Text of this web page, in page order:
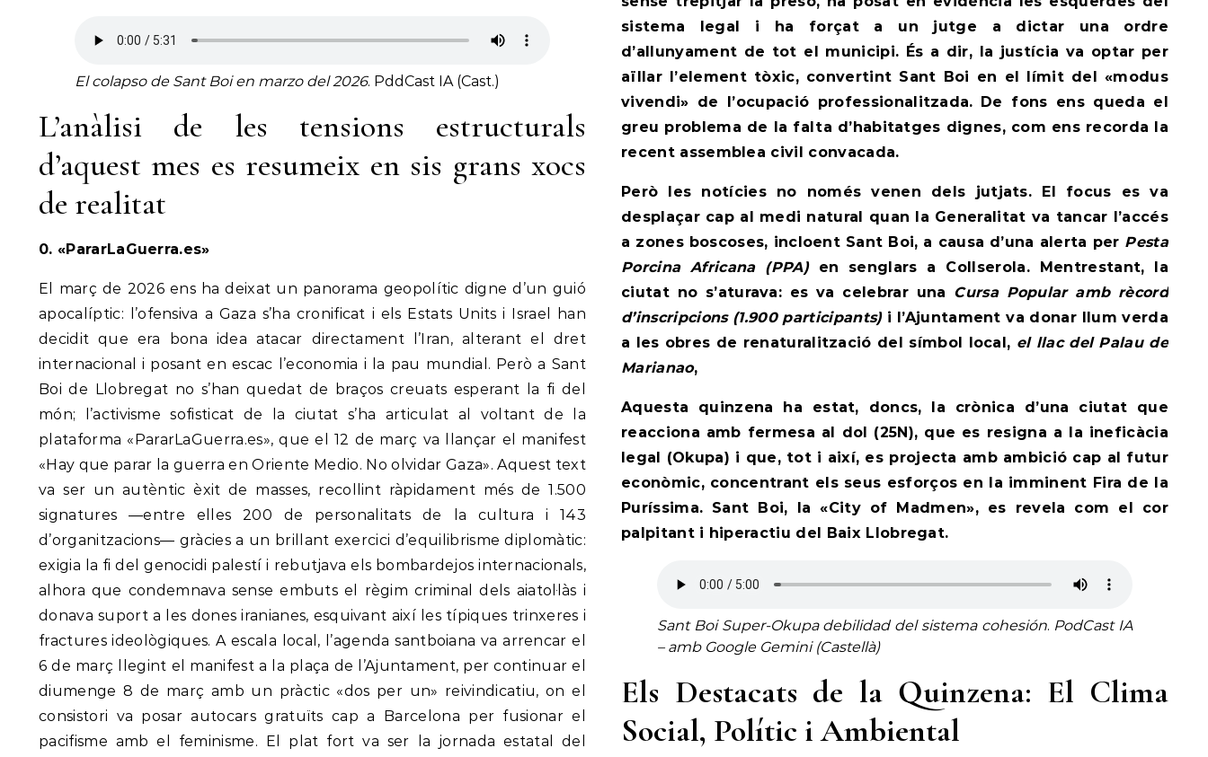
El colapso de Sant Boi en marzo del 2026. PddCast IA (Cast.)
L’anàlisi de les tensions estructurals
d’aquest mes es resumeix en sis grans xocs
de realitat
0. «PararLaGuerra.es»
El març de 2026 ens ha deixat un panorama geopolític digne d’un guió
apocalíptic: l’ofensiva a Gaza s’ha cronificat i els Estats Units i Israel han
decidit que era bona idea atacar directament l’Iran, alterant el dret
internacional i posant en escac l’economia i la pau mundial. Però a Sant
Boi de Llobregat no s’han quedat de braços creuats esperant la fi del
món; l’activisme sofisticat de la ciutat s’ha articulat al voltant de la
plataforma «PararLaGuerra.es», que el 12 de març va llançar el manifest
«Hay que parar la guerra en Oriente Medio. No olvidar Gaza». Aquest text
va ser un autèntic èxit de masses, recollint ràpidament més de 1.500
signatures —entre elles 200 de personalitats de la cultura i 143
d’organitzacions— gràcies a un brillant exercici d’equilibrisme diplomàtic:
exigia la fi del genocidi palestí i rebutjava els bombardejos internacionals,
alhora que condemnava sense embuts el règim criminal dels aiatol·làs i
donava suport a les dones iranianes, esquivant així les típiques trinxeres i
fractures ideològiques. A escala local, l’agenda santboiana va arrencar el
6 de març llegint el manifest a la plaça de l’Ajuntament, per continuar el
diumenge 8 de març amb un pràctic «dos per un» reivindicatiu, on el
consistori va posar autocars gratuïts cap a Barcelona per fusionar el
pacifisme amb el feminisme. El plat fort va ser la jornada estatal del
sistema legal i ha forçat a un jutge a dictar una ordre
d’allunyament de tot el municipi. És a dir, la justícia va optar per
aïllar l’element tòxic, convertint Sant Boi en el límit del «modus
vivendi» de l’ocupació professionalitzada.
De fons ens queda el
greu problema de la falta d’habitatges dignes, com ens recorda la
recent assemblea civil convacada.
Però les notícies no només venen dels jutjats. El focus es va
desplaçar cap al medi natural quan la Generalitat va tancar l’accés
a zones boscoses, incloent Sant Boi, a causa d’una alerta per Pesta
Porcina Africana (PPA) en senglars a Collserola. Mentrestant, la
ciutat no s’aturava: es va celebrar una Cursa Popular amb rècord
d’inscripcions (1.900 participants)i l’Ajuntament va donar llum verda
a les obres de renaturalització del símbol local, el llac del Palau de
Marianao,
Aquesta quinzena ha estat, doncs, la crònica d’una ciutat que
reacciona amb fermesa al dol (25N), que es resigna a la ineficàcia
legal (Okupa) i que, tot i així, es projecta amb ambició cap al futur
econòmic, concentrant els seus esforços en la imminent Fira de la
Puríssima. Sant Boi, la «City of Madmen», es revela com el cor
palpitant i hiperactiu del Baix Llobregat.
Sant Boi Super-Okupa debilidad del sistema cohesión. PodCast IA
– amb Google Gemini (Castellà)
Els Destacats de la Quinzena: El Clima
Social, Polític i Ambiental